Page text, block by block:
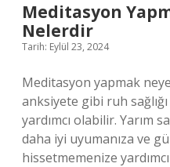
Meditasyon
Nelerdir
Tarih: Eylül 23, 2024
Meditasyon yapmak
anksiyete gibi ruh
yardımcı olabilir. Yarım
daha iyi uyumanıza ve
hissetmemenize